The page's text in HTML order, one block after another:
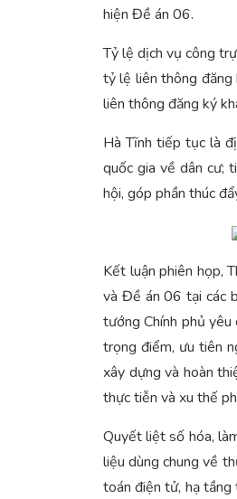
hiện Đề án 06.
Tỷ lệ dịch vụ công
tỷ lệ liên thông
liên thông đăng ký
Hà Tĩnh tiếp tục là
quốc gia về dân cư;
hội, góp phần thúc
Kết luận phiên họp,
và Đề án 06 tại các
tướng Chính phủ
trọng điểm, ưu tiên
xây dựng và hoàn
thực tiễn và xu thế
Quyết liệt số hóa,
liệu dùng chung về
toán điện tử, hạ